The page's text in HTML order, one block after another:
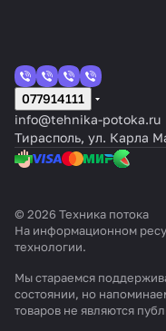
077914111
info@tehnika-potoka.ru
Тирасполь, ул. Карла
© 2026 Техника потока
На информационном
технологии.
Мы стараемся
состоянии, но
товаров не являются